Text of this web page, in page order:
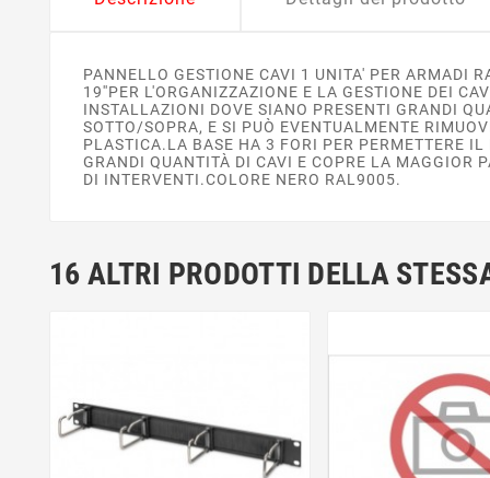
PANNELLO GESTIONE CAVI 1 UNITA' PER ARMADI
19''PER L'ORGANIZZAZIONE E LA GESTIONE DEI
INSTALLAZIONI DOVE SIANO PRESENTI GRANDI
SOTTO/SOPRA, E SI PUÒ EVENTUALMENTE
PLASTICA.LA BASE HA 3 FORI PER PERMETTERE
GRANDI QUANTITÀ DI CAVI E COPRE LA MAGGIOR
DI INTERVENTI.COLORE NERO RAL9005.
16 ALTRI PRODOTTI DELLA